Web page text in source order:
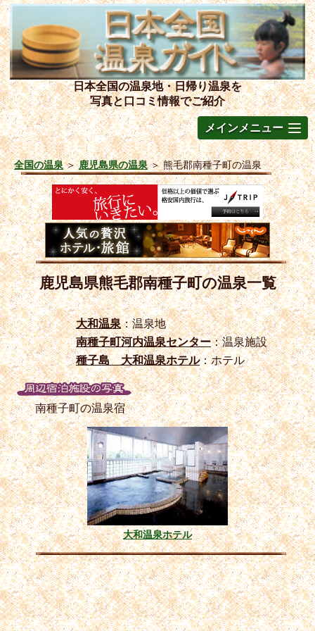
日本全国の温泉地・日帰り温泉を
写真と口コミ情報でご紹介
メインメニュー
全国の温泉＞鹿児島県の温泉＞熊毛郡南種子町の温泉
鹿児島県熊毛郡南種子町の温泉一覧
大和温泉：温泉地
南種子町河内温泉センター：温泉施設
種子島 大和温泉ホテル：ホテル
南種子町の温泉宿
大和温泉ホテル